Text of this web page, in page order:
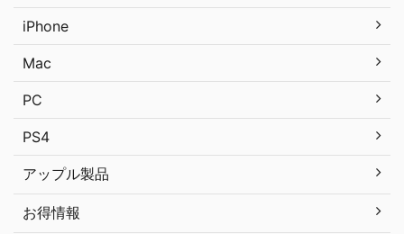
iPhone
Mac
PC
PS4
アップル製品
お得情報